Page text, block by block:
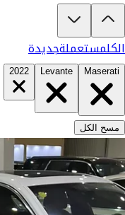
تبغى تشتري مازيراتي ليفانتي 2022؟
الكلمستعملةجديدة
Maserati
Levante
2022
مسح الكل